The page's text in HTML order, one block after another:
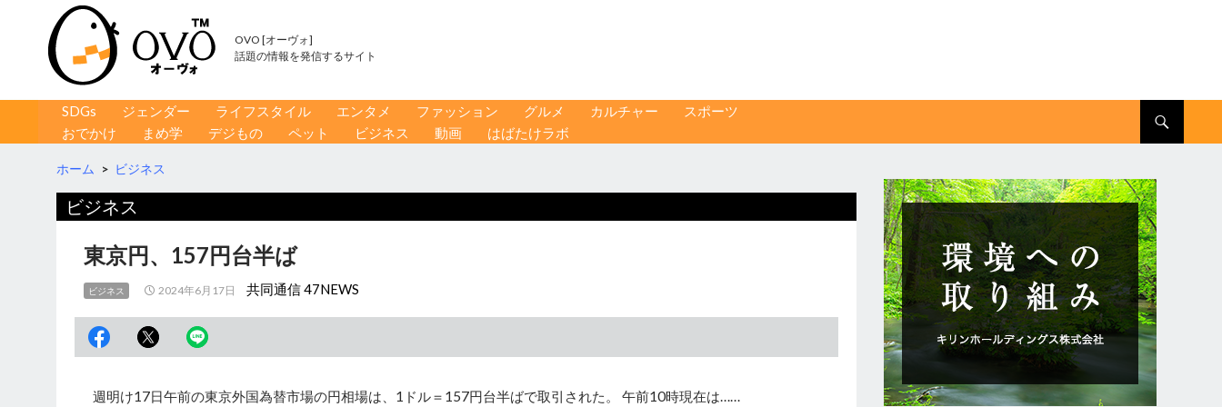
OVO [オーヴォ]
話題の情報を発信するサイト
コンテンツへ移動
SDGs ジェンダー ライフスタイル エンタメ ファッション グルメ カルチャー
スポーツ
おでかけ
まめ学 デジもの ペット ビジネス 動画 はばたけラボ
ホーム > ビジネス
ビジネス
東京円、157円台半ば
ビジネス 2024年6月17日 共同通信 47NEWS
週明け17日午前の東京外国為替市場の円相場は、1ドル＝157円台半ばで取引された。 午前10時現在は……